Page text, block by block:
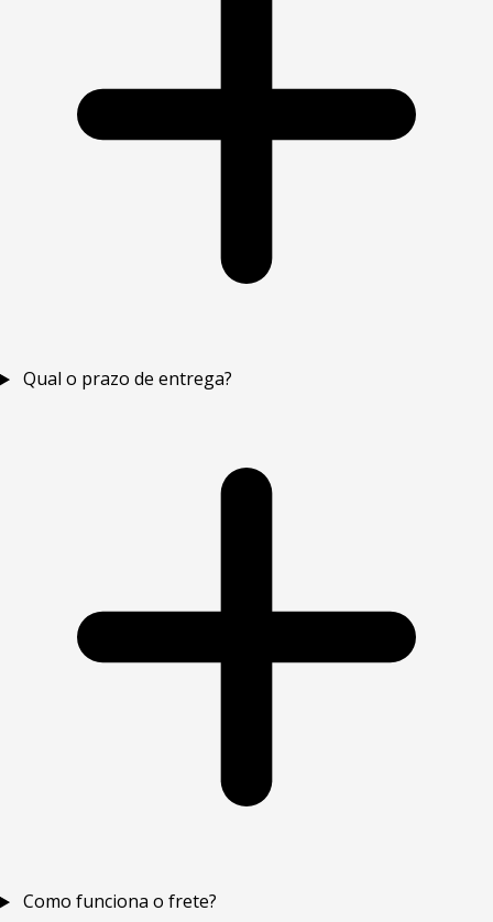
Qual o prazo de entrega?
Como funciona o frete?